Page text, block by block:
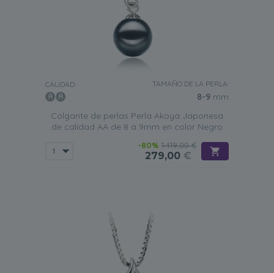
CALIDAD: TAMAÑO DE LA PERLA:
8-9 mm
Colgante de perlas Perla Akoya Japonesa
de calidad AA de 8 a 9mm en color Negro
-80% 1.419,00 €
279,00 €